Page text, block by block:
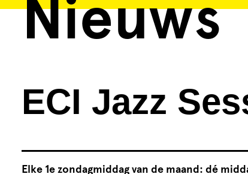
Nieuws
ECI Jazz
Elke 1e zondagmiddag van de maand: dé